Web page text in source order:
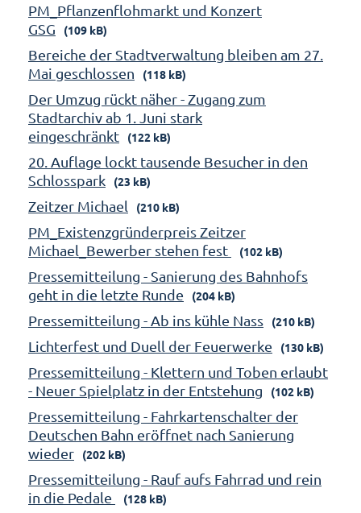
PM_Pflanzenflohmarkt und Konzert
GSG
(109 kB)
Bereiche der Stadtverwaltung bleiben am 27.
Mai geschlossen
(118 kB)
Der Umzug rückt näher - Zugang zum
Stadtarchiv ab 1. Juni stark
eingeschränkt
(122 kB)
20. Auflage lockt tausende Besucher in den
Schlosspark
(23 kB)
Zeitzer Michael (210 kB)
PM_Existenzgründerpreis Zeitzer
Michael_Bewerber stehen fest
(102 kB)
Pressemitteilung - Sanierung des Bahnhofs
geht in die letzte Runde
(204 kB)
Pressemitteilung - Ab ins kühle Nass (210 kB)
Lichterfest und Duell der Feuerwerke (130 kB)
Pressemitteilung - Klettern und Toben erlaubt
- Neuer Spielplatz in der Entstehung
(102 kB)
Pressemitteilung - Fahrkartenschalter der
Deutschen Bahn eröffnet nach Sanierung
wieder
(202 kB)
Pressemitteilung - Rauf aufs Fahrrad und rein
in die Pedale
(128 kB)